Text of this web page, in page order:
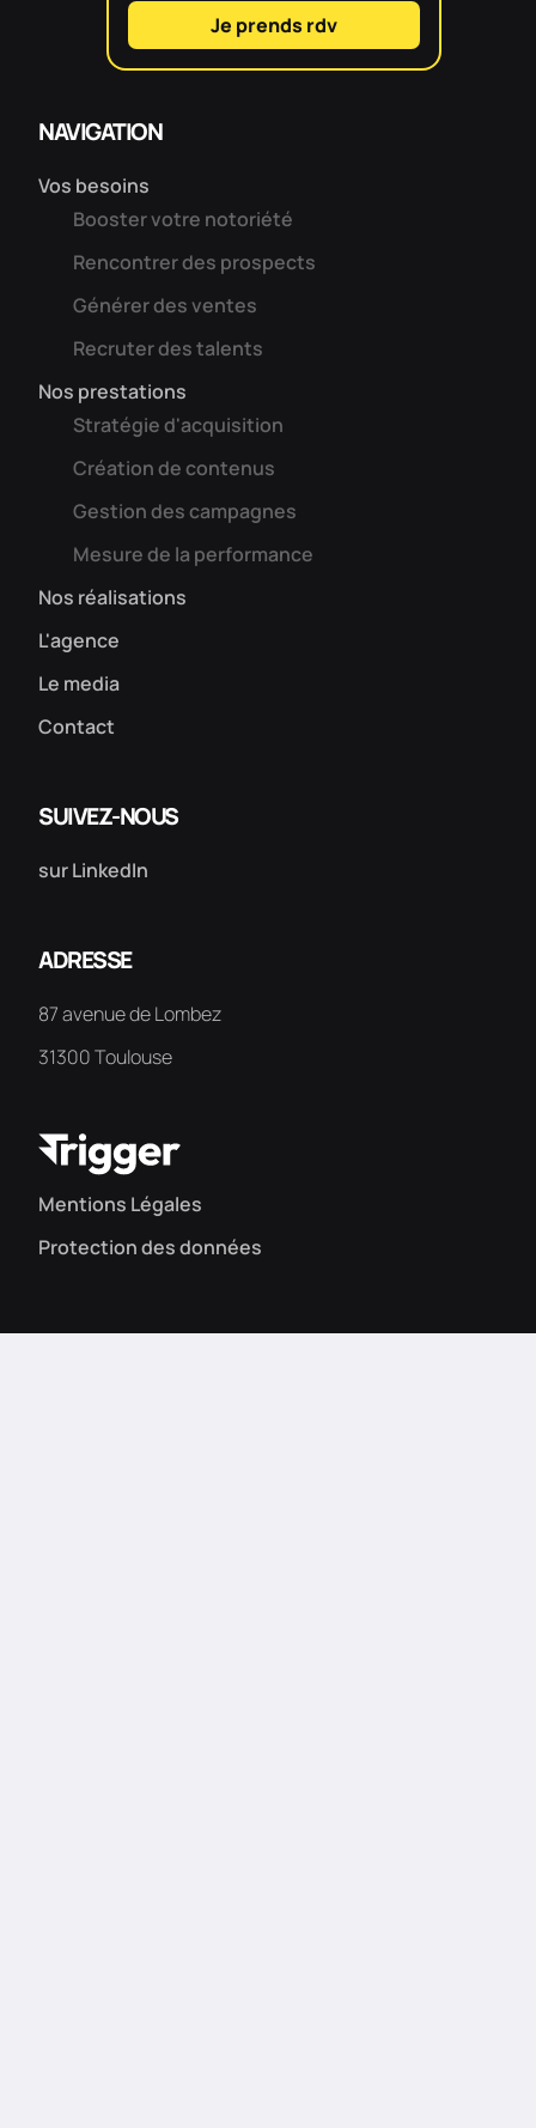
NAVIGATION
Vos besoins
Booster votre notoriété
Rencontrer des prospects
Générer des ventes
Recruter des talents
Nos prestations
Stratégie d'acquisition
Création de contenus
Gestion des campagnes
Mesure de la performance
Nos réalisations
L'agence
Le media
Contact
Je prends rdv
SUIVEZ-NOUS
sur LinkedIn
ADRESSE
87 avenue de Lombez
31300 Toulouse
Mentions Légales
Protection des données